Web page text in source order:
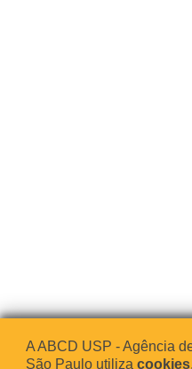
A ABCD USP - Agência
São Paulo utiliza cookies